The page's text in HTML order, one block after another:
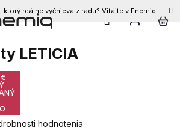
reálne vyčnieva z radu? Vitajte v Enemiq!
LETICIA
hodnotenia